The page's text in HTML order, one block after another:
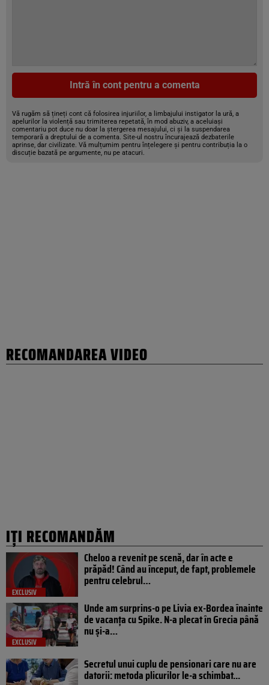
Intră în cont pentru a comenta
Vă rugăm să țineți cont că folosirea injuriilor, a limbajului instigator la ură, a
apelurilor la violență sau trimiterea repetată, în mod abuziv, a aceluiași
comentariu pot duce nu doar la ștergerea mesajului, ci și la suspendarea
temporară a dreptului de a comenta. Site-ul nostru încurajează dezbaterile
aprinse, dar civilizate. Vă mulțumim pentru înțelegere și pentru contribuția la o
discuție bazată pe argumente, nu pe atacuri.
RECOMANDAREA VIDEO
IȚI RECOMANDĂM
EXCLUSIV
Cheloo a revenit pe scenă, dar în acte e
prăpăd! Când au început, de fapt, problemele
pentru celebrul…
EXCLUSIV
Unde am surprins-o pe Livia ex-Bordea înainte
de vacanța cu Spike. N-a plecat în Grecia până
nu și-a…
Secretul unui cuplu de pensionari care nu are
datorii: metoda plicurilor le-a schimbat...